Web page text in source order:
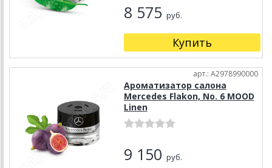
8 575 руб.
Купить
арт.: A2978990000
Ароматизатор салона
Mercedes Flakon, No. 6 MOOD
Linen
9 150 руб.